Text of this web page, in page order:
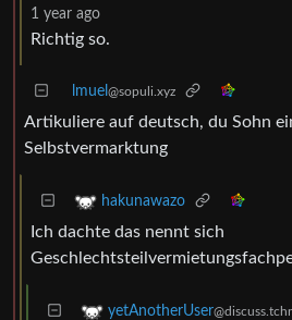
1 year ago
Richtig so.
lmuel @sopuli.xyz
Artikuliere auf deutsch, du Sohn
Selbstvermarktung
hakunawazo
Ich dachte das nennt sich
yetAnotherUser